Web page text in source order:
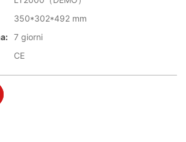
350*302*492 mm
7 giorni
CE